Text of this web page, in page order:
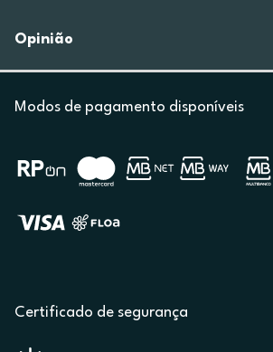
Opinião
Modos de pagamento disponíveis
Certificado de segurança